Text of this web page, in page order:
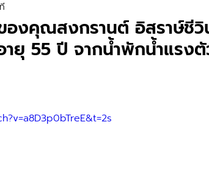
องคุณสงกรานต์ อิสราษ์ชี
ยุ 55 ปี จากน้ำพักน้ำแรง